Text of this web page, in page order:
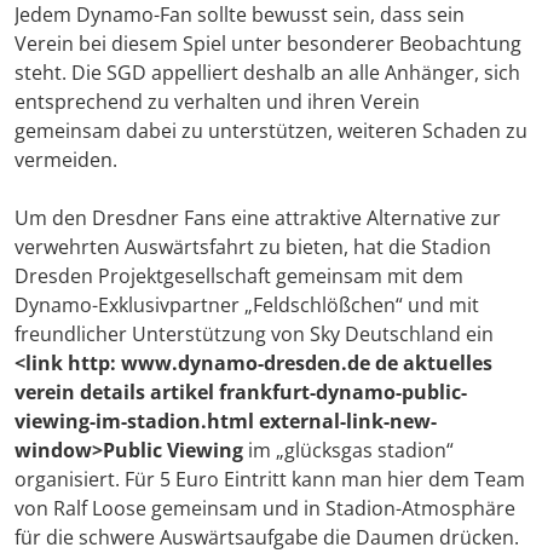
Jedem Dynamo-Fan sollte bewusst sein, dass sein
Verein bei diesem Spiel unter besonderer Beobachtung
steht. Die SGD appelliert deshalb an alle Anhänger, sich
entsprechend zu verhalten und ihren Verein
gemeinsam dabei zu unterstützen, weiteren Schaden zu
vermeiden.
Um den Dresdner Fans eine attraktive Alternative zur
verwehrten Auswärtsfahrt zu bieten, hat die Stadion
Dresden Projektgesellschaft gemeinsam mit dem
Dynamo-Exklusivpartner „Feldschlößchen“ und mit
freundlicher Unterstützung von Sky Deutschland ein
<link http: www.dynamo-dresden.de de aktuelles
verein details artikel frankfurt-dynamo-public-
viewing-im-stadion.html external-link-new-
window>Public Viewing im „glücksgas stadion“
organisiert. Für 5 Euro Eintritt kann man hier dem Team
von Ralf Loose gemeinsam und in Stadion-Atmosphäre
für die schwere Auswärtsaufgabe die Daumen drücken.